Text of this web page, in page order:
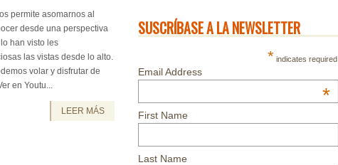
permite asomarnos al
desde una perspectiva
han visto les
las vistas desde lo alto.
volar y disfrutar de
en Youtu...
LEER MÁS
SUSCRÍBASE A LA NEWSLETTER
* indicates required
Email Address
*
First Name
Last Name